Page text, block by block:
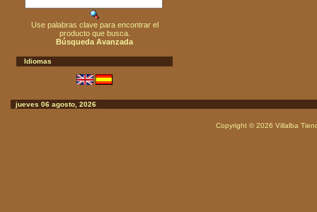
Use palabras clave para encontrar el
producto que busca.
Búsqueda Avanzada
Idiomas
jueves 06 agosto, 2026
Copyright © 2026 Villalba